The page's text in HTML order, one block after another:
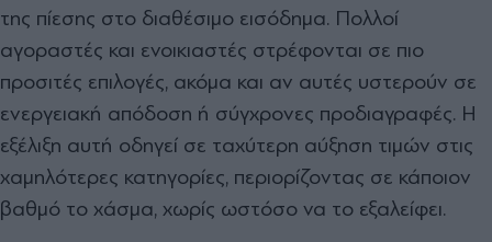
της πίεσης στο διαθέσιμο εισόδημα. Πολλοί
αγοραστές και ενοικιαστές στρέφονται σε πιο
προσιτές επιλογές, ακόμα και αν αυτές υστερούν σε
ενεργειακή απόδοση ή σύγχρονες προδιαγραφές. Η
εξέλιξη αυτή οδηγεί σε ταχύτερη αύξηση τιμών στις
χαμηλότερες κατηγορίες, περιορίζοντας σε κάποιον
βαθμό το χάσμα, χωρίς ωστόσο να το εξαλείφει.